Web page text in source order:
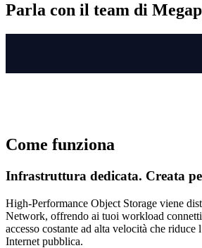
Parla con il team di
Come funziona
Infrastruttura dedicata. Creata
High-Performance Object Storage viene
Network, offrendo ai tuoi workload
accesso costante ad alta velocità che riduce
Internet pubblica.